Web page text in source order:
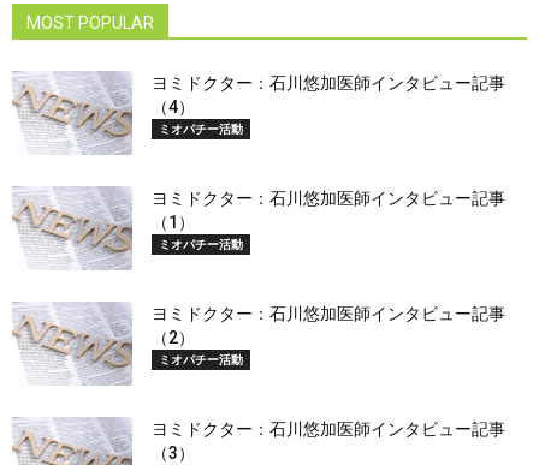
MOST POPULAR
ヨミドクター：石川悠加医師インタビュー記事
（4）
ミオパチー活動
ヨミドクター：石川悠加医師インタビュー記事
（1）
ミオパチー活動
ヨミドクター：石川悠加医師インタビュー記事
（2）
ミオパチー活動
ヨミドクター：石川悠加医師インタビュー記事
（3）